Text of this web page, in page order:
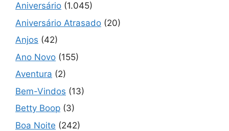
Aniversário (1.045)
Aniversário Atrasado (20)
Anjos (42)
Ano Novo (155)
Aventura (2)
Bem-Vindos (13)
Betty Boop (3)
Boa Noite (242)